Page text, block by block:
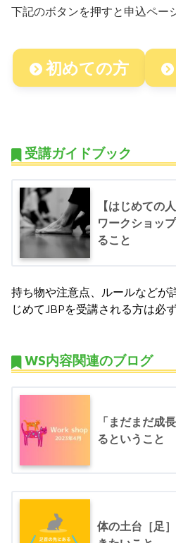
下記のボタンを押すと申込ペー
初めての方
受講ガイドブック
【はじめての
ワークショッ
ること
持ち物や注意点、ルールなどが
じめてJBPを受講される方は必
WS内容関連のブログ
「まだまだ成
るということ
体の土台［足